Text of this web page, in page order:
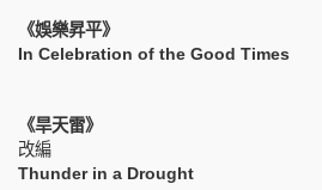
《娛樂昇平》
In Celebration of the Good Times
《旱天雷》
改編
Thunder in a Drought